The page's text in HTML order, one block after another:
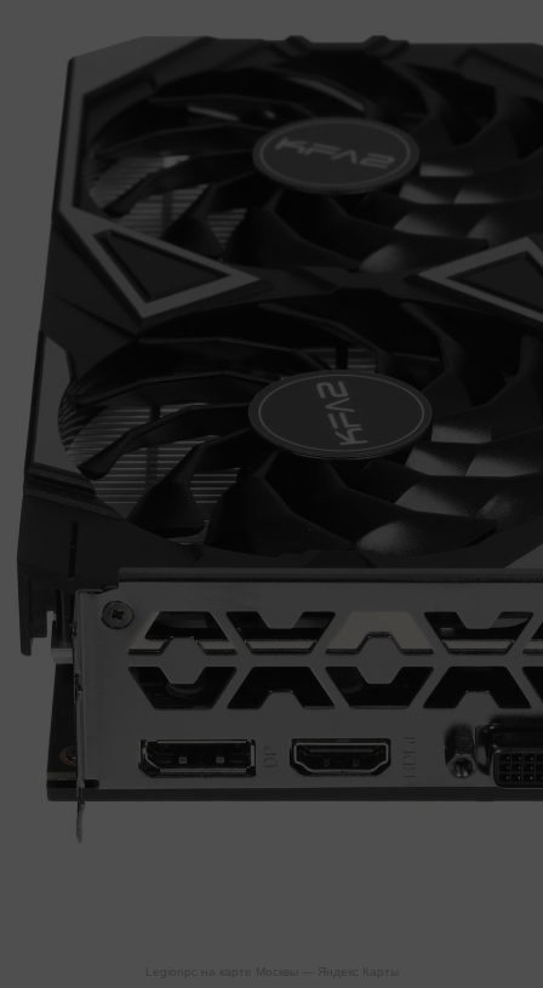
Legionpc на карте Москвы — Яндекс Карты